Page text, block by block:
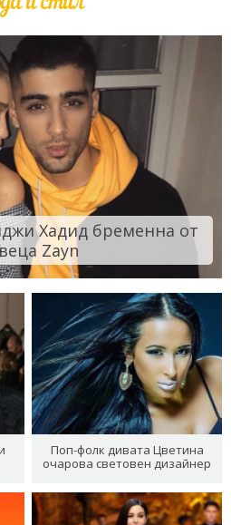
Хадид бременна от
Zayn
Поп-фолк дивата Цветина
очарова световен дизайнер